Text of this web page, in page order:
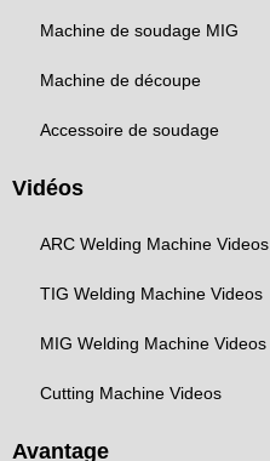
Machine de soudage MIG
Machine de découpe
Accessoire de soudage
Vidéos
ARC Welding Machine Videos
TIG Welding Machine Videos
MIG Welding Machine Videos
Cutting Machine Videos
Avantage